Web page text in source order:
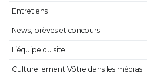
Entretiens
News, brèves et concours
L’équipe du site
Culturellement Vôtre dans les médias